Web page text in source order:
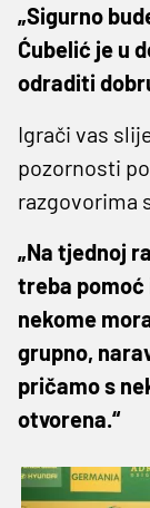
„Sigurno
Ćubelić je u
odraditi
Igrači vas
pozornosti
razgovorima
„Na tjednoj
treba pomoć
nekome
grupno,
pričamo s
otvorena.“